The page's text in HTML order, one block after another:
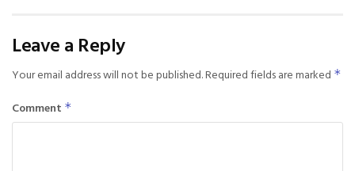
Leave a Reply
Your email address will not be published.Required fields are marked *
Comment *